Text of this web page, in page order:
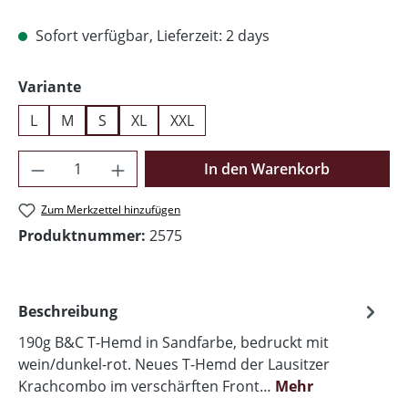
Sofort verfügbar, Lieferzeit: 2 days
Varianteauswählen
L
M S XL XXL
Produkt Anzahl: Gib den gewünschten
In den Warenkorb
Zum Merkzettel hinzufügen
Produktnummer: 2575
Beschreibung
190g B&C T-Hemd in Sandfarbe, bedruckt mit
wein/dunkel-rot. Neues T-Hemd der Lausitzer
Krachcombo im verschärften Front… Mehr